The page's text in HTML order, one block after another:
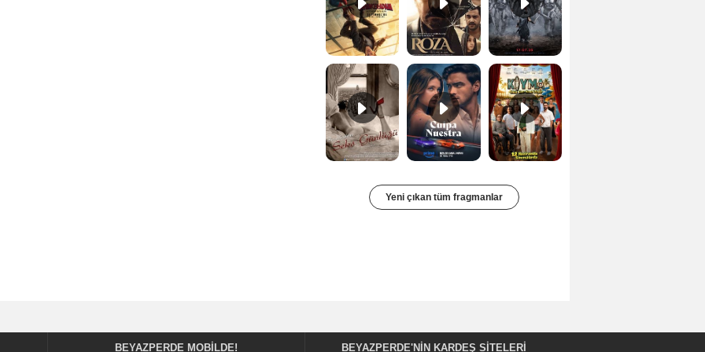
Bir Kadının Seks Günlüğü Orijinal Fragman Culpa nuestra Teaser Kıyma Fragman
Yeni çıkan tüm fragmanlar
BEYAZPERDE MOBILDE! BEYAZPERDE'NIN KARDEŞ SİTELERİ